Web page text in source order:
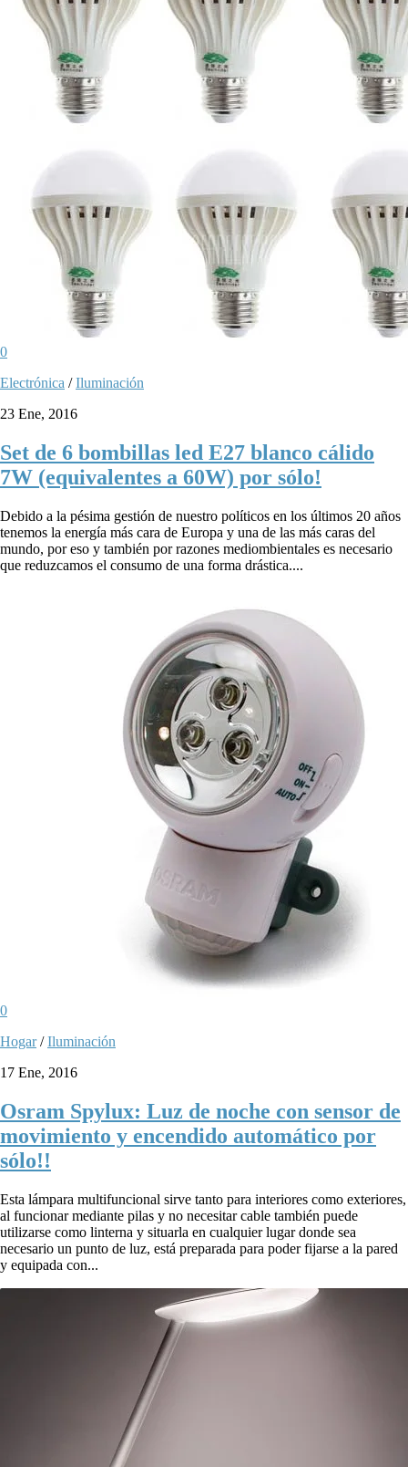
0
Electrónica /Iluminación
23 Ene, 2016
Set de 6 bombillas led E27 blanco cálido
7W (equivalentes a 60W) por sólo!
Debido a la pésima gestión de nuestro políticos en los últimos 20 años
tenemos la energía más cara de Europa y una de las más caras del
mundo, por eso y también por razones mediombientales es necesario
que reduzcamos el consumo de una forma drástica....
0
Hogar/Iluminación
17 Ene, 2016
Osram Spylux: Luz de noche con sensor de
movimiento y encendido automático por
sólo!!
Esta lámpara multifuncional sirve tanto para interiores como exteriores,
al funcionar mediante pilas y no necesitar cable también puede
utilizarse como linterna y situarla en cualquier lugar donde sea
necesario un punto de luz, está preparada para poder fijarse a la pared
y equipada con...